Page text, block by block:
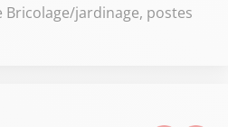
Bricolage/jardinage, postes